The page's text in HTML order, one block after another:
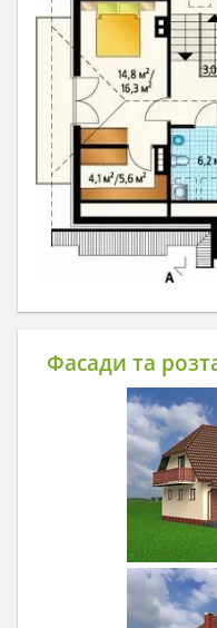
Фасади та